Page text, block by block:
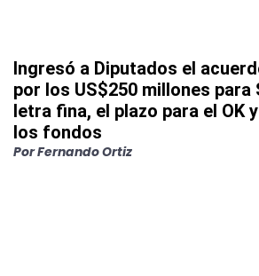
Ingresó a Diputados el
por los US$250 millones para
letra fina, el plazo para el OK
los fondos
PorFernando Ortiz